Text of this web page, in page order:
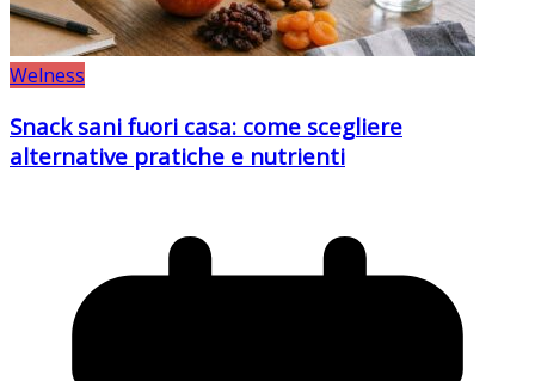
Welness
Snack sani fuori casa: come scegliere
alternative pratiche e nutrienti